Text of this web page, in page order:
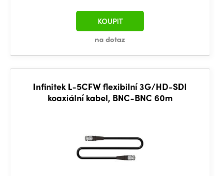
na dotaz
KOUPIT
Infinitek L-5CFW flexibilní 3G/HD-SDI
koaxiální kabel, BNC-BNC 60m